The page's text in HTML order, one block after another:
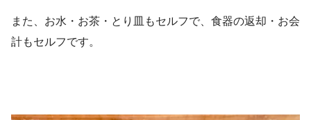
また、お水・お茶・とり皿もセルフで、食器の返却・お会
計もセルフです。